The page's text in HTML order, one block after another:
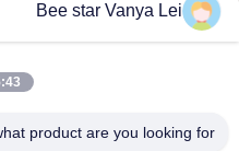
Bee star Vanya Lei
AM
product are you looking for?